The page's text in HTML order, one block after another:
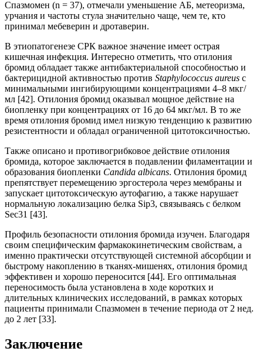
Спазмомен (n = 37), отмечали уменьшение АБ, метеоризма,
урчания и частоты стула значительно чаще, чем те, кто
принимал мебеверин и дротаверин.
В этиопатогенезе СРК важное значение имеет острая
кишечная инфекция. Интересно отметить, что отилония
бромид обладает также антибактериальной способностью и
бактерицидной активностью против Staphylococcus aureus с
минимальными ингибирующими концентрациями 4–8 мкг/
мл [42]. Отилония бромид оказывал мощное действие на
биопленку при концентрациях от 16 до 64 мкг/мл. В то же
время отилония бромид имел низкую тенденцию к развитию
резистентности и обладал ограниченной цитотоксичностью.
Также описано и противогрибковое действие отилония
бромида, которое заключается в подавлении филаментации и
образования биопленки Candida albicans. Отилония бромид
препятствует перемещению эргостерола через мембраны и
запускает цитотоксическую аутофагию, а также нарушает
нормальную локализацию белка Sip3, связываясь с белком
Sec31 [43].
Профиль безопасности отилония бромида изучен. Благодаря
своим специфическим фармакокинетическим свойствам, а
именно практически отсутствующей системной абсорбции и
быстрому накоплению в тканях-мишенях, отилония бромид
эффективен и хорошо переносится [44]. Его оптимальная
переносимость была установлена в ходе коротких и
длительных клинических исследований, в рамках которых
пациенты принимали Спазмомен в течение периода от 2 нед.
до 2 лет [33].
Заключение